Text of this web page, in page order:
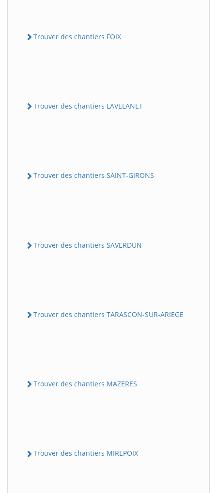
Trouver des chantiers FOIX
Trouver des chantiers LAVELANET
Trouver des chantiers SAINT-GIRONS
Trouver des chantiers SAVERDUN
Trouver des chantiers TARASCON-SUR-ARIEGE
Trouver des chantiers MAZERES
Trouver des chantiers MIREPOIX